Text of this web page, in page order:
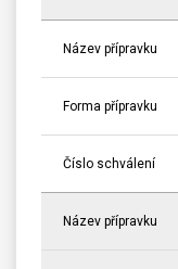
Název přípravku
Forma přípravku
Číslo schválení
Název přípravku